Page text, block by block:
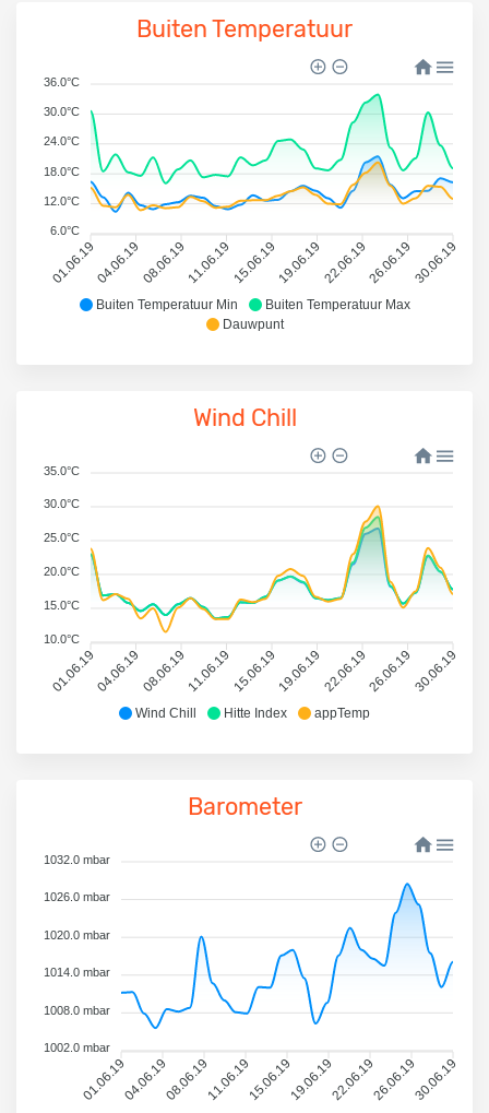
Buiten Temperatuur
Buiten Temperatuur Min
Buiten Temperatuur Max
Dauwpunt
01.06.1904.06.1908.06.1911.06.1915.06.1919.06.1922.06.1926.06.1930.06.19
36.0°C
30.0°C
24.0°C
18.0°C
12.0°C
6.0°C
Wind Chill
Wind Chill Hitte Index appTemp
01.06.1904.06.1908.06.1911.06.1915.06.1919.06.1922.06.1926.06.1930.06.19
35.0°C
30.0°C
25.0°C
20.0°C
15.0°C
10.0°C
Barometer
01.06.1904.06.1908.06.1911.06.1915.06.1919.06.1922.06.1926.06.1930.06.19
1032.0 mbar
1026.0 mbar
1020.0 mbar
1014.0 mbar
1008.0 mbar
1002.0 mbar